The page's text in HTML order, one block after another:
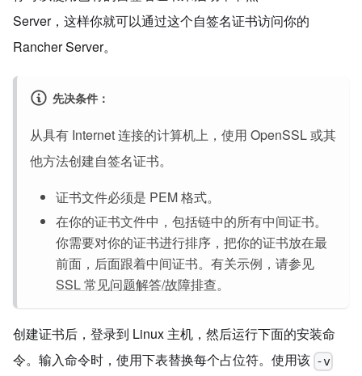
Server，这样你就可以通过这个自签名证书访问你的
Rancher Server。
先决条件：
从具有 Internet 连接的计算机上，使用 OpenSSL 或其
他方法创建自签名证书。
证书文件必须是 PEM 格式。
在你的证书文件中，包括链中的所有中间证书。
你需要对你的证书进行排序，把你的证书放在最
前面，后面跟着中间证书。有关示例，请参见
SSL 常见问题解答/故障排查。
创建证书后，登录到 Linux 主机，然后运行下面的安装命
令。输入命令时，使用下表替换每个占位符。使用该 -v